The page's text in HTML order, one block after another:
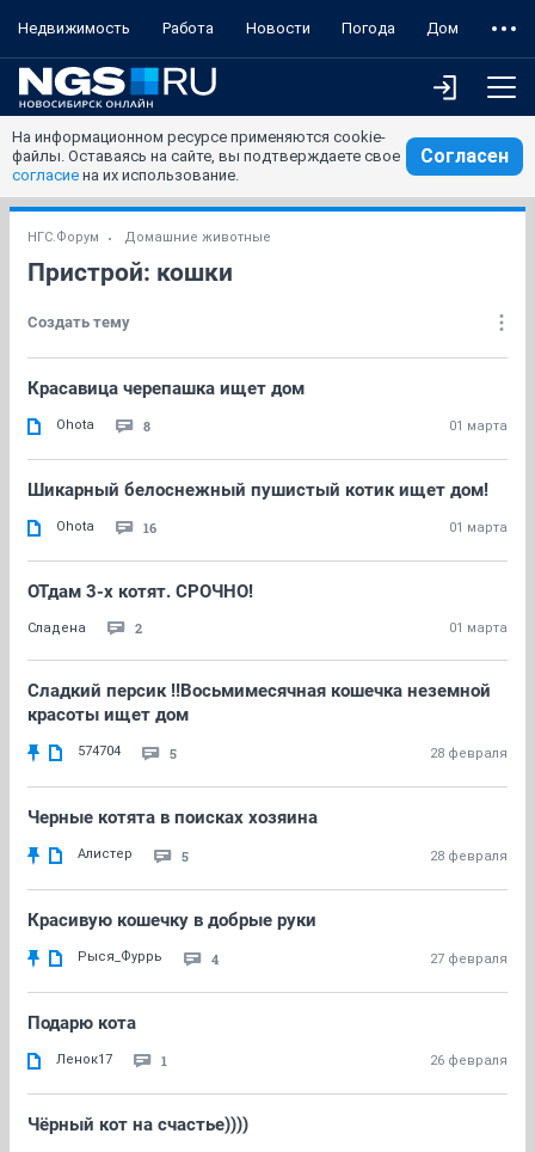
Недвижимость Работа Новости Погода Дом
На информационном ресурсе применяются cookie-
файлы. Оставаясь на сайте, вы подтверждаете свое
согласие на их использование.
Согласен
НГС.Форум Домашние животные
Пристрой: кошки
Создать тему
Красавица черепашка ищет дом
Ohota 8 01 марта
Шикарный белоснежный пушистый котик ищет дом!
Ohota 16 01 марта
ОТдам 3-х котят. СРОЧНО!
Сладена 2 01 марта
Сладкий персик !!Восьмимесячная кошечка неземной
красоты ищет дом
574704 5 28 февраля
Черные котята в поисках хозяина
Алистер 5 28 февраля
Красивую кошечку в добрые руки
Рыся_Фуррь 4 27 февраля
Подарю кота
Ленок17 1 26 февраля
Чёрный кот на счастье))))